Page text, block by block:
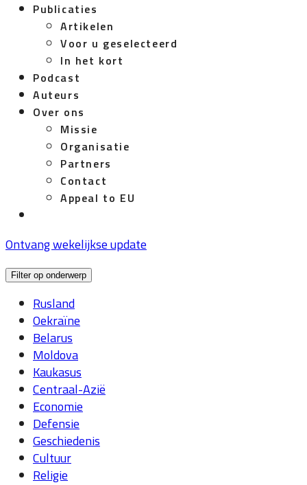
Publicaties
Artikelen
Voor u geselecteerd
In het kort
Podcast
Auteurs
Over ons
Missie
Organisatie
Partners
Contact
Appeal to EU
Ontvang wekelijkse update
Filter op onderwerp
Rusland
Oekraïne
Belarus
Moldova
Kaukasus
Centraal-Azië
Economie
Defensie
Geschiedenis
Cultuur
Religie